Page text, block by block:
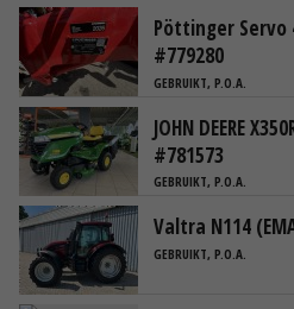
Pöttinger Servo
#779280
GEBRUIKT, P.O.A.
JOHN DEERE
#781573
GEBRUIKT, P.O.A.
Valtra N114
GEBRUIKT, P.O.A.